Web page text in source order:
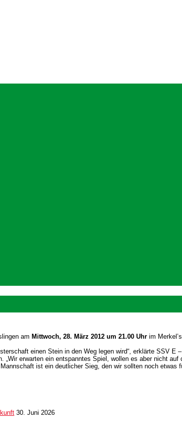
am Mittwoch, 28. März 2012 um 21.00 Uhr im
einen Stein in den Weg legen wird“, erklärte SSV E
erwarten ein entspanntes Spiel, wollen es aber nicht
ist ein deutlicher Sieg, den wir sollten noch etwas
30. Juni 2026